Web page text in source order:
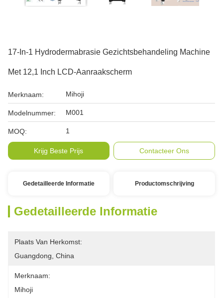
17-In-1 Hydrodermabrasie Gezichtsbehandeling Machine
Met 12,1 Inch LCD-Aanraakscherm
Merknaam: Mihoji
Modelnummer: M001
MOQ: 1
Krijg Beste Prijs Contacteer Ons
Gedetailleerde Informatie Productomschrijving
Gedetailleerde Informatie
Plaats Van Herkomst:
Guangdong, China
Merknaam:
Mihoji